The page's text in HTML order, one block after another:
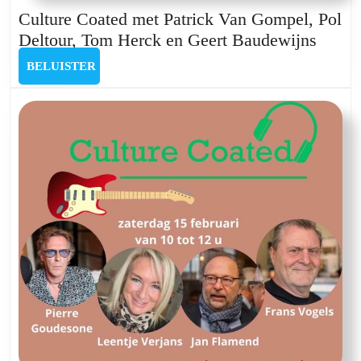
Culture Coated met Patrick Van Gompel, Pol
Deltour, Tom Herck en Geert Baudewijns
Van
Herck
en
Geert
BELUISTER